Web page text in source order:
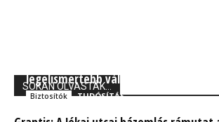
SOKAN OLVASTÁK...
legelismertebb vállalata között
Biztosítók TUDÓSÍTÁS